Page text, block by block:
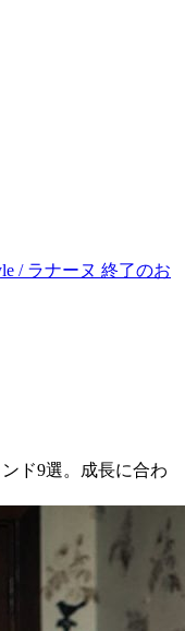
/ ラナーヌ 終了のお
ド9選。成長に合わ